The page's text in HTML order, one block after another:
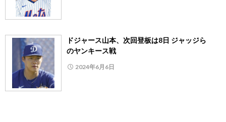
ドジャース山本、次回登板は8日 ジャッジら
のヤンキース戦
2024年6月6日